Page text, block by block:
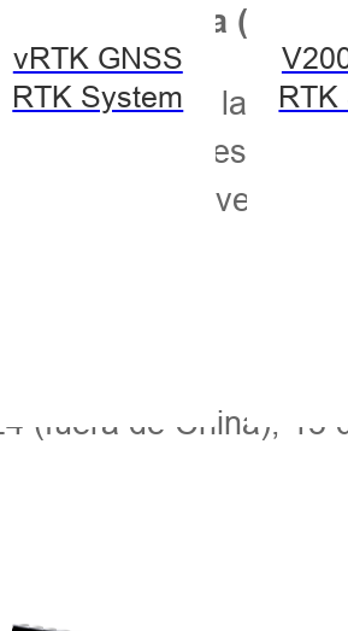
vRTK GNSS
RTK System
RTK
(IGSS).
IGSS da la
en una sesión
mentes jóvenes
(fuera de China); 13